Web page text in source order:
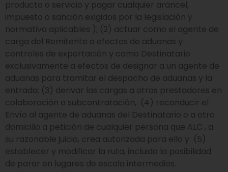
producto o servicio y pagar cualquier arancel,
impuesto o sanción exigidos por la legislación y
normativa aplicables ); (2) actuar como el agente de
carga del Remitente a efectos de aduanas y
controles de exportación y como Destinatario
exclusivamente a efectos de designar a un agente de
aduanas para tramitar el despacho de aduanas y la
entrada; (3) derivar las cargas a otros prestadores en
colaboración o subcontratación, (4) reconducir el
Envío al agente de aduanas del Destinatario o a otro
domicilio a petición de cualquier persona que ALC , a
su razonable juicio, crea autorizada para ello y (5)
establecer y modificar la ruta, incluida la posibilidad
de parar en lugares de escala intermedios.